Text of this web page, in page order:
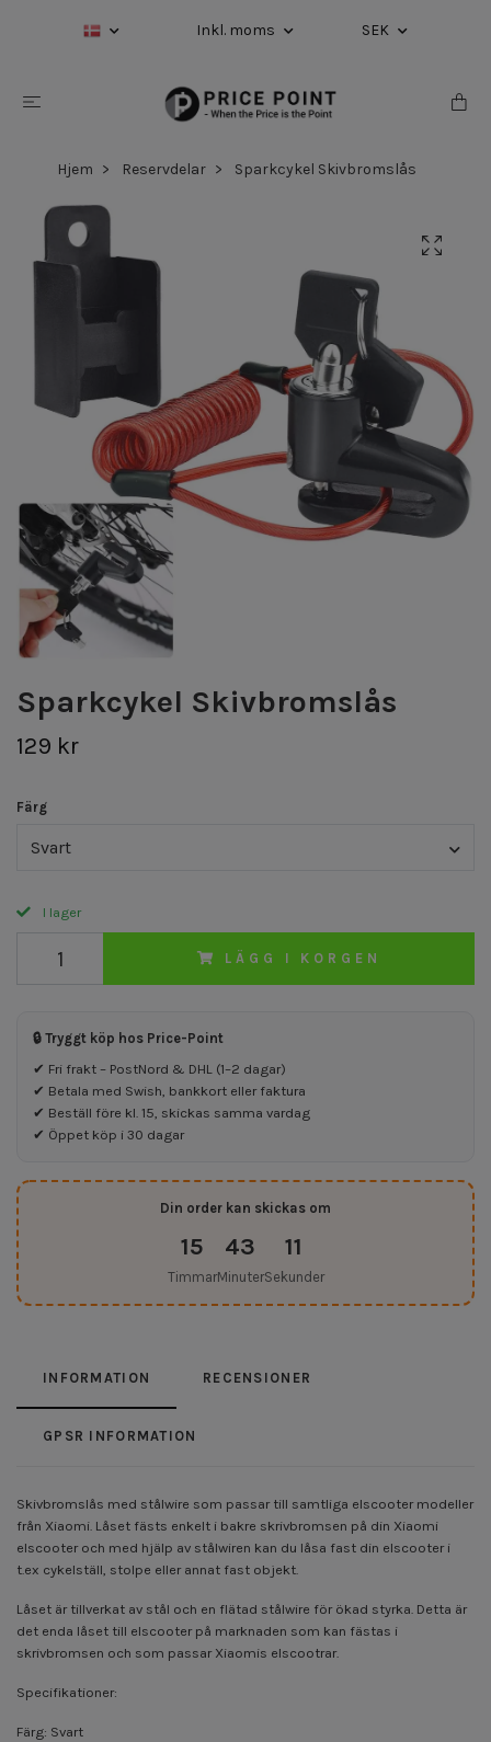
Inkl. moms SEK
Hjem Reservdelar Sparkcykel Skivbromslås
Sparkcykel Skivbromslås
129 kr
Färg
Svart
I lager
LÄGG I KORGEN
🔒 Tryggt köp hos Price-Point
✔ Fri frakt – PostNord & DHL (1–2 dagar)
✔ Betala med Swish, bankkort eller faktura
✔ Beställ före kl. 15, skickas samma vardag
✔ Öppet köp i 30 dagar
Din order kan skickas om
15
Timmar
43
Minuter
11
Sekunder
INFORMATION RECENSIONER
GPSR INFORMATION
Skivbromslås med stålwire som passar till samtliga elscooter modeller
från Xiaomi. Låset fästs enkelt i bakre skrivbromsen på din Xiaomi
elscooter och med hjälp av stålwiren kan du låsa fast din elscooter i
t.ex cykelställ, stolpe eller annat fast objekt.
Låset är tillverkat av stål och en flätad stålwire för ökad styrka. Detta är
det enda låset till elscooter på marknaden som kan fästas i
skrivbromsen och som passar Xiaomis elscootrar.
Specifikationer:
Färg: Svart